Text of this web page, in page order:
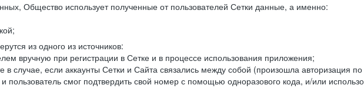
Общество использует полученные от пользователей Сетки данные, а именно:
из одного из источников:
вручную при регистрации в Сетке и в процессе использования приложения;
в случае, если аккаунты Сетки и Сайта связались между собой (произошла авторизация
смог подтвердить свой номер с помощью одноразового кода, и/или